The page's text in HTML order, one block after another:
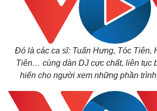
Đó là các ca sĩ: Tuấn Hưng, Tóc Tiên,
Tiên… cùng dàn DJ cực chất, liên tục
hiến cho người xem những phần